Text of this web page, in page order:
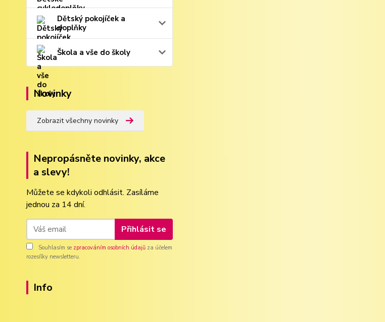
Dětský pokojíček a
doplňky
Škola a vše do školy
Novinky
Zobrazit všechny novinky
Nepropásněte novinky, akce
a slevy!
Můžete se kdykoli odhlásit. Zasíláme
jednou za 14 dní.
Přihlásit se
Souhlasím se zpracováním osobních údajů za účelem
rozesílky newsletteru.
Info